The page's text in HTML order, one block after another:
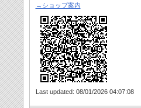
→ショップ案内
Last updated: 08/01/2026 04:07:08